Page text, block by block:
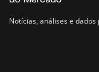
Notícias, análises e